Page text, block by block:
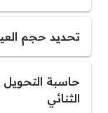
تحديد حجم
حاسبة التحويل
الثنائي